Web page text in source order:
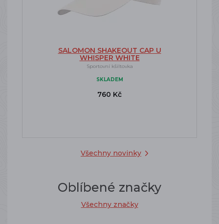
Všechny novinky
SALOMON SHAKEOUT CAP U
WHISPER WHITE
Sportovní kšiltovka
SKLADEM
760 Kč
Oblíbené značky
Všechny značky